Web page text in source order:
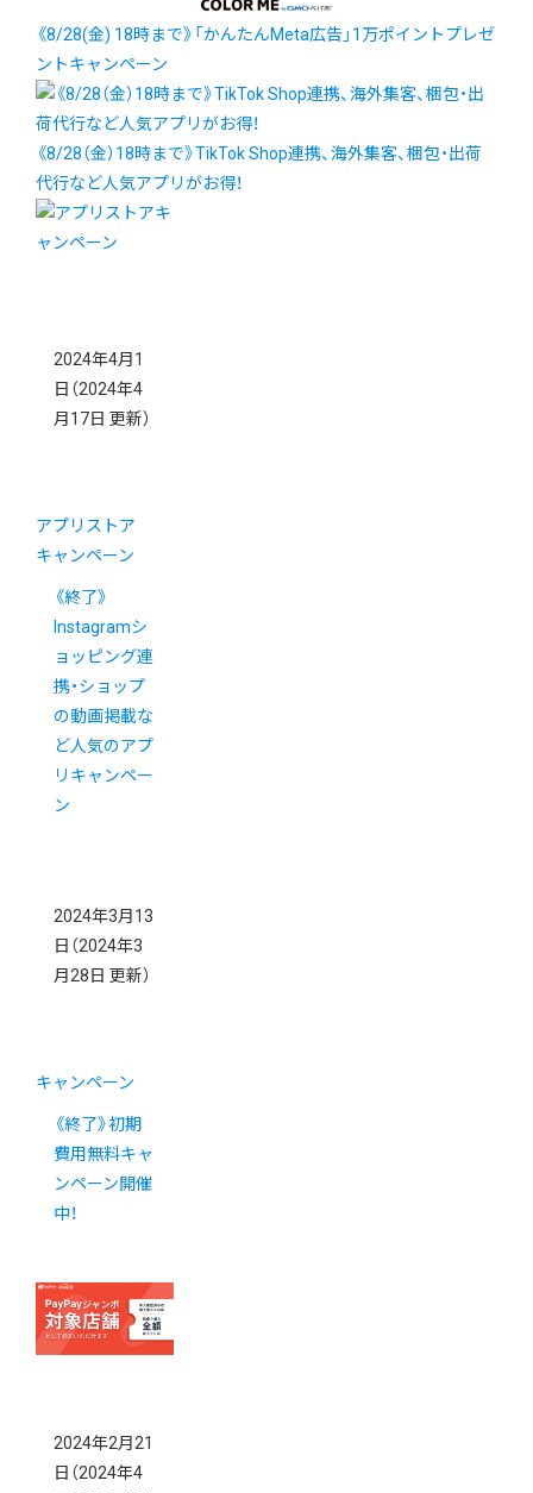
《8/28(金) 18時まで》「かんたんMeta広告」1万ポイントプレゼ
ントキャンペーン
《8/28（金）18時まで》TikTok Shop連携、海外集客、梱包・出荷
代行など人気アプリがお得！
2024年4月1
日 （2024年4
月17日 更新）
アプリストア
キャンペーン
《終了》
Instagramシ
ョッピング連
携・ショップ
の動画掲載な
ど人気のアプ
リキャンペー
ン
2024年3月13
日 （2024年3
月28日 更新）
キャンペーン
《終了》初期
費用無料キャ
ンペーン開催
中！
2024年2月21
日 （2024年4